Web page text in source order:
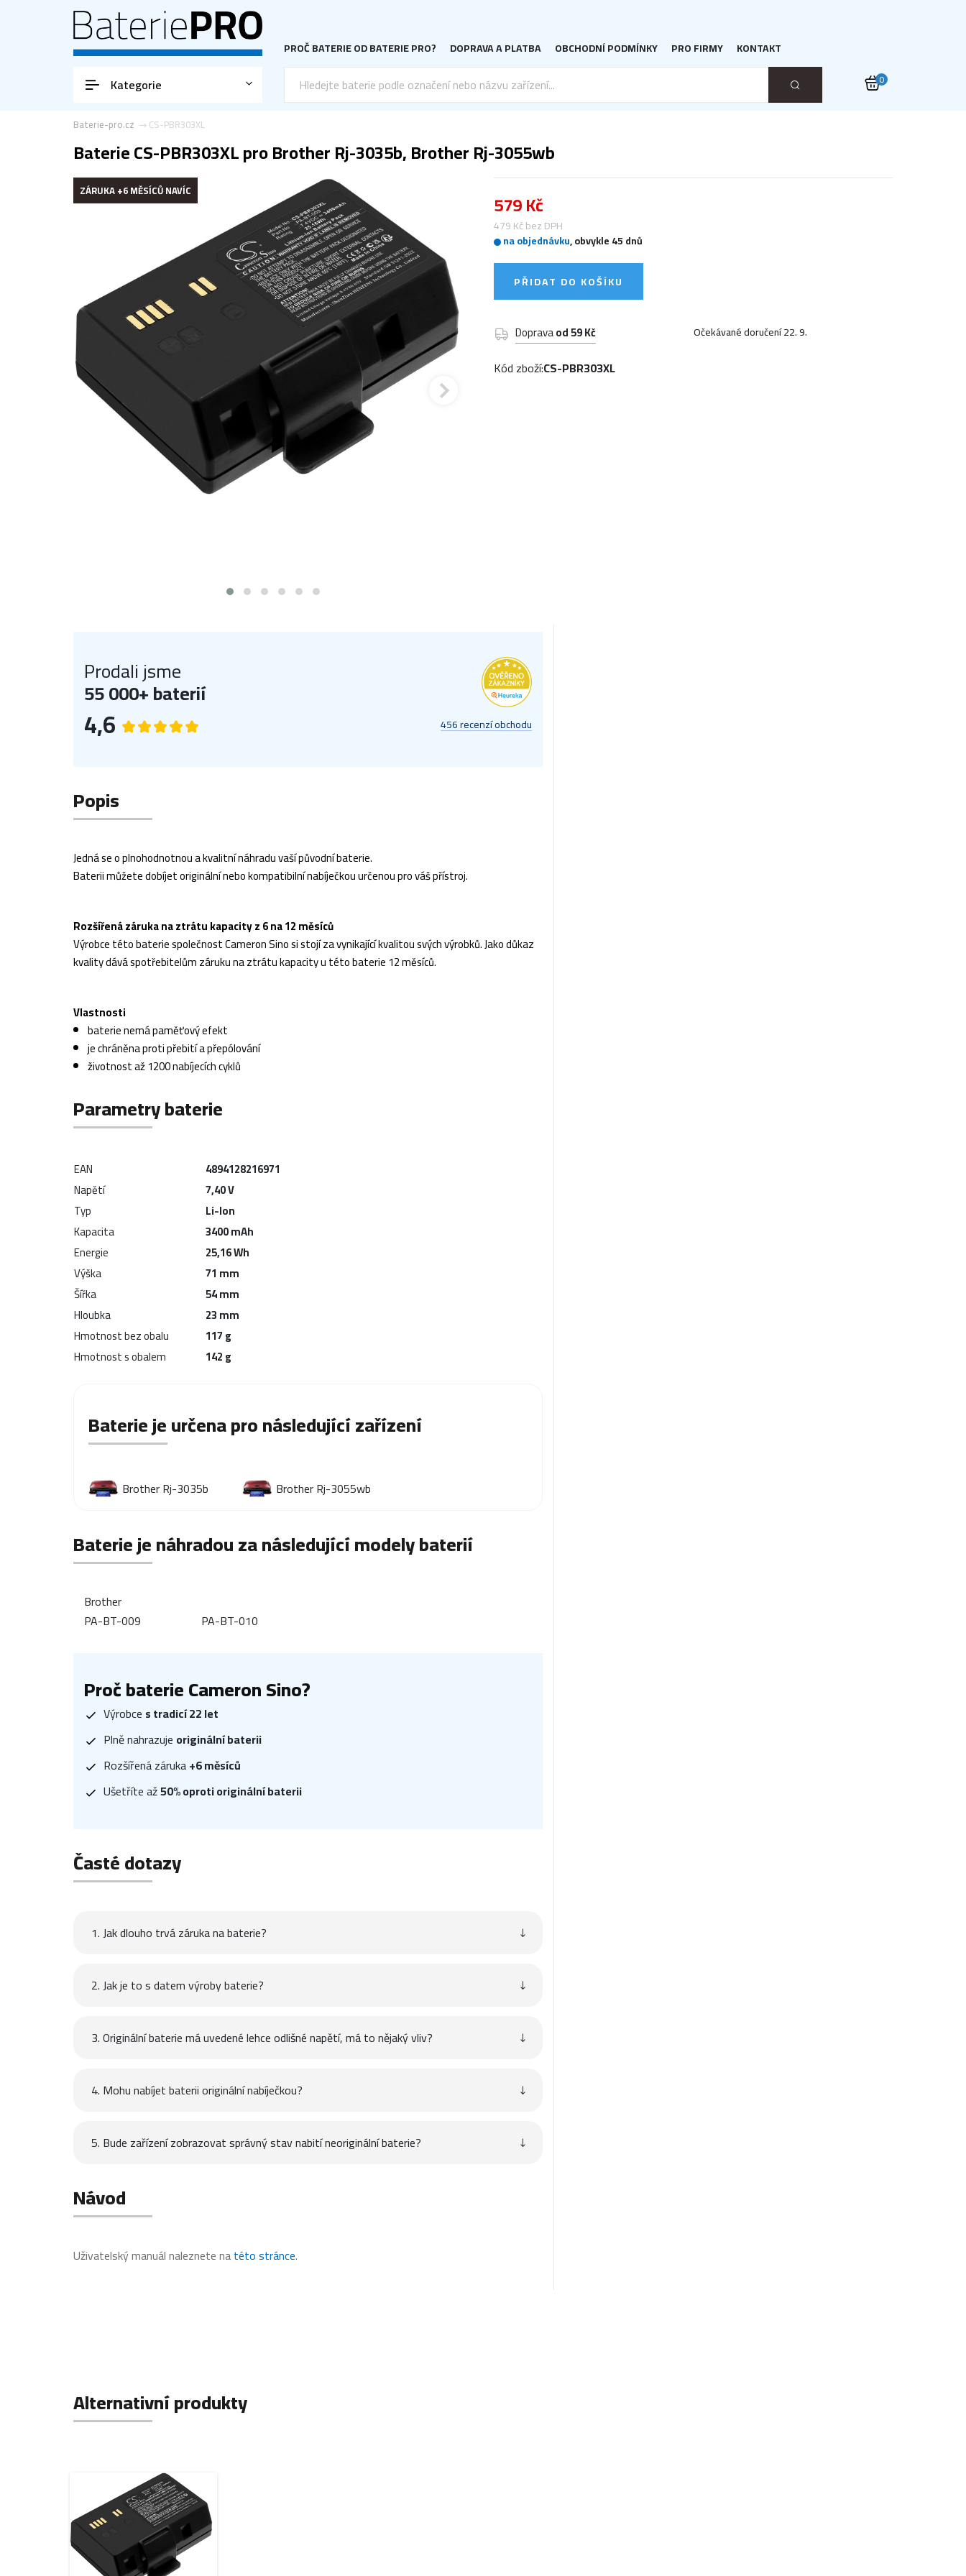
PROČ BATERIE OD BATERIE PRO? DOPRAVA A PLATBA OBCHODNÍ PODMÍNKY PRO FIRMY KONTAKT
Kategorie 0
CS-PBR303XL
Baterie-pro.cz
Baterie CS-PBR303XL pro Brother Rj-3035b, Brother Rj-3055wb
ZÁRUKA +6 MĚSÍCŮ NAVÍC 579 Kč
479 Kč bez DPH
na objednávku, obvykle 45 dnů
PŘIDAT DO KOŠÍKU
Dopravaod 59 Kč Očekávané doručení 22. 9.
Kód zboží:CS-PBR303XL
Prodali jsme
55 000+ baterií
4,6 456 recenzí obchodu
Popis
Jedná se o plnohodnotnou a kvalitní náhradu vaší původní baterie.
Baterii můžete dobíjet originální nebo kompatibilní nabíječkou určenou pro váš přístroj.
Rozšířená záruka na ztrátu kapacity z 6 na 12 měsíců
Výrobce této baterie společnost Cameron Sino si stojí za vynikající kvalitou svých výrobků. Jako důkaz
kvality dává spotřebitelům záruku na ztrátu kapacity u této baterie 12 měsíců.
Vlastnosti
baterie nemá paměťový efekt
je chráněna proti přebití a přepólování
životnost až 1200 nabíjecích cyklů
Parametry baterie
EAN
4894128216971
Napětí
7,40 V
Typ
Li-Ion
Kapacita
3400 mAh
Energie
25,16 Wh
Výška
71 mm
Šířka
54 mm
Hloubka
23 mm
Hmotnost bez obalu
117 g
Hmotnost s obalem
142 g
Baterie je určena pro následující zařízení
Brother Rj-3035b Brother Rj-3055wb
Baterie je náhradou za následující modely baterií
Brother
PA-BT-009
PA-BT-010
Proč baterie Cameron Sino?
Výrobce s tradicí 22 let
Plně nahrazuje originální baterii
Rozšířená záruka+6 měsíců
Ušetříte až50% oproti originální baterii
Časté dotazy
1. Jak dlouho trvá záruka na baterie?
2. Jak je to s datem výroby baterie?
3. Originální baterie má uvedené lehce odlišné napětí, má to nějaký vliv?
4. Mohu nabíjet baterii originální nabíječkou?
5. Bude zařízení zobrazovat správný stav nabití neoriginální baterie?
Návod
Uživatelský manuál naleznete natéto stránce.
Alternativní produkty